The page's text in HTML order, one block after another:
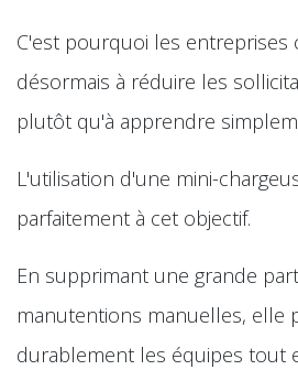
C'est pourquoi les entreprises
désormais à réduire les
plutôt qu'à apprendre
L'utilisation d'une mini-
parfaitement à cet objectif.
En supprimant une grande
manutentions manuelles, elle
durablement les équipes tout